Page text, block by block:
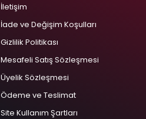
İletişim
İade ve Değişim Koşulları
Gizlilik Politikası
Mesafeli Satış Sözleşmesi
Üyelik Sözleşmesi
Ödeme ve Teslimat
Site Kullanım Şartları